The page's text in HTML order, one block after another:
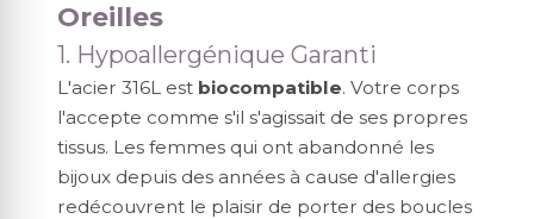
Oreilles
1. Hypoallergénique Garanti
L'acier 316L est biocompatible. Votre corps
l'accepte comme s'il s'agissait de ses propres
tissus. Les femmes qui ont abandonné les
bijoux depuis des années à cause d'allergies
redécouvrent le plaisir de porter des boucles